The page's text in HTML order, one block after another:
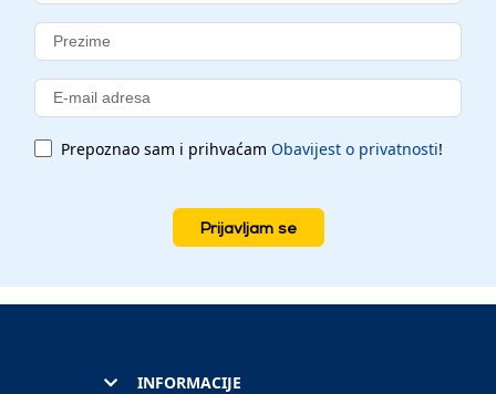
Prepoznao sam i prihvaćam Obavijest o privatnosti!
Prijavljam se
INFORMACIJE